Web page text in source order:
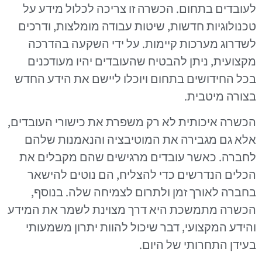
לעובדים בתחום. הכשרה זו צריכה לכלול מידע על
טכנולוגיות חדשות, שיטות עבודה מומלצות, ודרכים
לשדרוג מערכות קיימות. על ידי השקעה בהדרכה
מקצועית, ניתן להבטיח שהעובדים יהיו מעודכנים
בכל החידושים בתחום ויוכלו ליישם את הידע החדש
בצורה מיטבית.
הכשרה איכותית לא רק משפרת את כישורי העובדים,
אלא גם מגבירה את המוטיבציה והנאמנות שלהם
לחברה. כאשר עובדים מרגישים שהם מקבלים את
הכלים הנדרשים כדי להצליח, הם נוטים להישאר
בחברה לאורך זמן ולתרום לצמיחה שלה. בנוסף,
הכשרה מתמשכת היא דרך מצוינת לשמר את המידע
והידע המקצועי, דבר שיכול להוות יתרון משמעותי
בעידן התחרותי של היום.